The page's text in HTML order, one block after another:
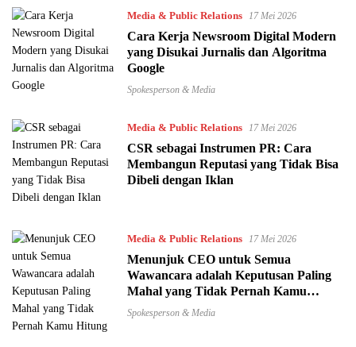
Media & Public Relations 17 Mei 2026
Cara Kerja Newsroom Digital Modern
yang Disukai Jurnalis dan Algoritma
Google
Spokesperson & Media
Media & Public Relations 17 Mei 2026
CSR sebagai Instrumen PR: Cara
Membangun Reputasi yang Tidak Bisa
Dibeli dengan Iklan
Media & Public Relations 17 Mei 2026
Menunjuk CEO untuk Semua
Wawancara adalah Keputusan Paling
Mahal yang Tidak Pernah Kamu
Hitung
Spokesperson & Media